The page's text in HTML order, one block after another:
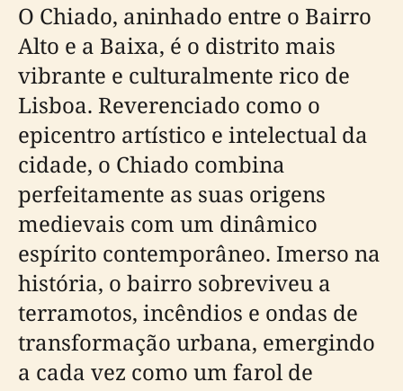
O Chiado, aninhado entre o Bairro
Alto e a Baixa, é o distrito mais
vibrante e culturalmente rico de
Lisboa. Reverenciado como o
epicentro artístico e intelectual da
cidade, o Chiado combina
perfeitamente as suas origens
medievais com um dinâmico
espírito contemporâneo. Imerso na
história, o bairro sobreviveu a
terramotos, incêndios e ondas de
transformação urbana, emergindo
a cada vez como um farol de